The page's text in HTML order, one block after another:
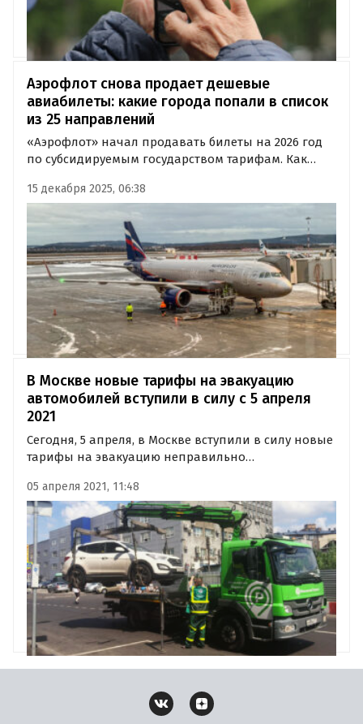
Аэрофлот снова продает дешевые
авиабилеты: какие города попали в список
из 25 направлений
«Аэрофлот» начал продавать билеты на 2026 год
по субсидируемым государством тарифам. Как
программы география таких рейсов впервые
расширена до 25 направлений.
15 декабря 2025, 06:38
В Москве новые тарифы на эвакуацию
автомобилей вступили в силу с 5 апреля
2021
Сегодня, 5 апреля, в Москве вступили в силу новые
тарифы на эвакуацию неправильно
владельцам эвакуированных на штрафстоянку
машин придется платить на 15% больше, чем
раньше, сообщают «Автоновости дня» со ссылкой
на…
05 апреля 2021, 11:48